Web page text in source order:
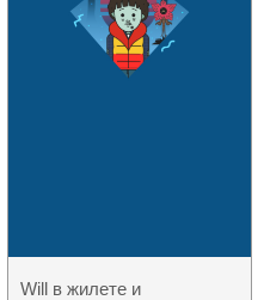
Will в жилете и